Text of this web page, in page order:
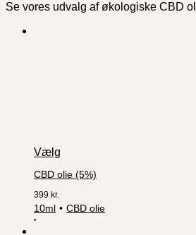
Se vores udvalg af økologiske CBD
Vælg
CBD olie (5%)
399 kr.
10ml CBD olie